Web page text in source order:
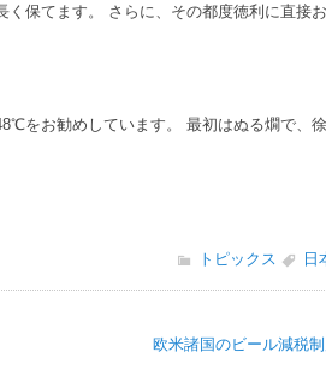
く保てます。 さらに、その都度徳利に直接
をお勧めしています。 最初はぬる燗で、
トピックス 日
欧米諸国のビール減税